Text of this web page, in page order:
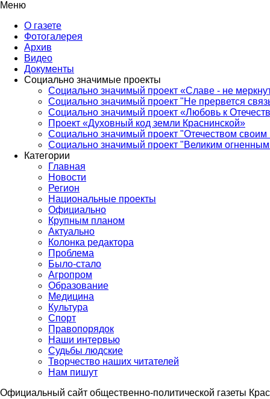
Меню
О газете
Фотогалерея
Архив
Видео
Документы
Социально значимые проекты
Социально значимый проект «Славе - не
Социально значимый проект "Не прервется
Социально значимый проект «Любовь к
Проект «Духовный код земли Краснинской»
Социально значимый проект "Отечеством своим
Социально значимый проект "Великим
Категории
Главная
Новости
Регион
Национальные проекты
Официально
Крупным планом
Актуально
Колонка редактора
Проблема
Было-стало
Агропром
Образование
Медицина
Культура
Спорт
Правопорядок
Наши интервью
Судьбы людские
Творчество наших читателей
Нам пишут
Официальный сайт общественно-политической газеты